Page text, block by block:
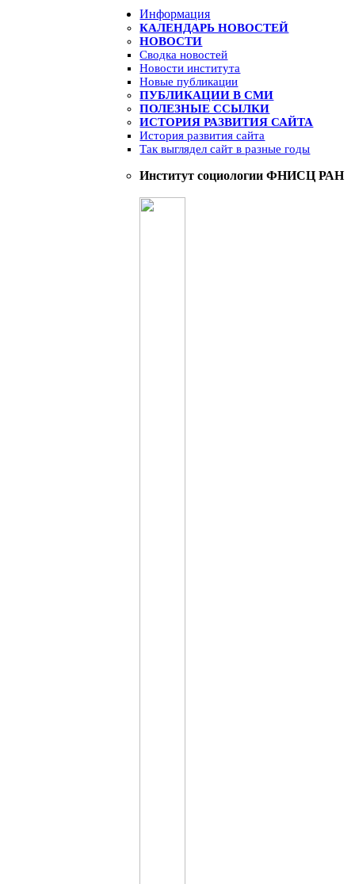
Информация
КАЛЕНДАРЬ НОВОСТЕЙ
НОВОСТИ
Сводка новостей
Новости института
Новые публикации
ПУБЛИКАЦИИ В СМИ
ПОЛЕЗНЫЕ ССЫЛКИ
ИСТОРИЯ РАЗВИТИЯ САЙТА
История развития сайта
Так выглядел сайт в разные годы
Институт социологии ФНИСЦ РАН